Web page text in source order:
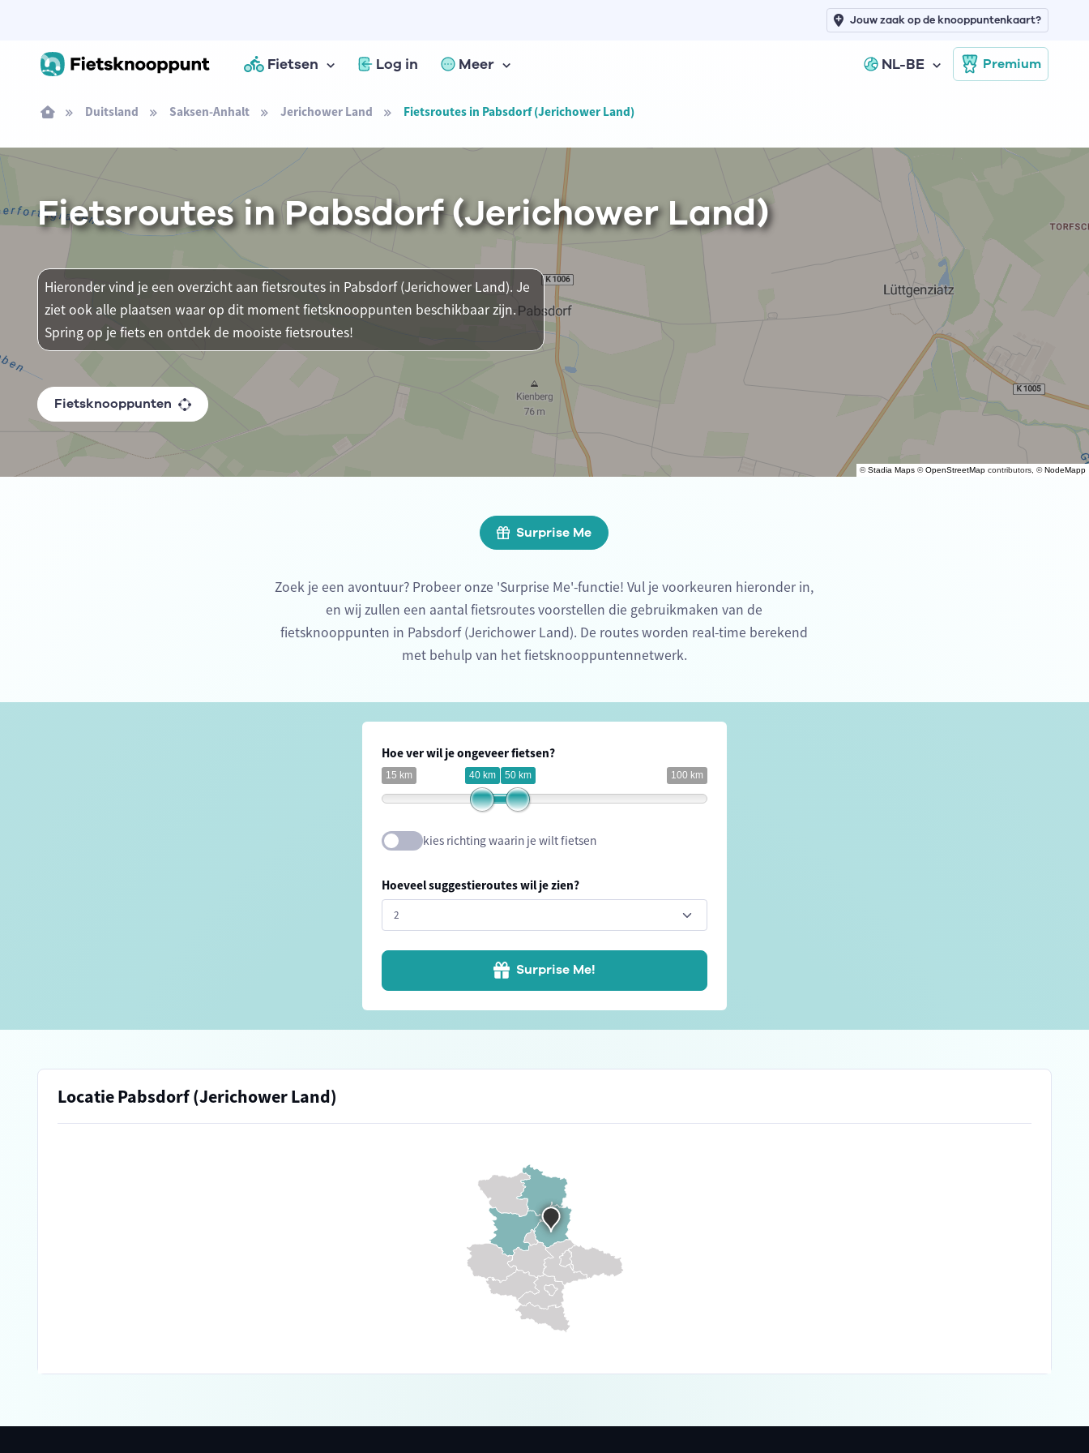
Fietsen Log in Meer NL-BE Premium
Jouw zaak op de knooppuntenkaart?
Duitsland Saksen-Anhalt Jerichower Land Fietsroutes in Pabsdorf (Jerichower Land)
©Stadia Maps ©OpenStreetMap contributors, ©NodeMapp
Fietsroutes in Pabsdorf (Jerichower Land)
Hieronder vind je een overzicht aan fietsroutes in Pabsdorf (Jerichower Land). Je
ziet ook alle plaatsen waar op dit moment fietsknooppunten beschikbaar zijn.
Spring op je fiets en ontdek de mooiste fietsroutes!
Fietsknooppunten
Surprise Me
Zoek je een avontuur? Probeer onze 'Surprise Me'-functie! Vul je voorkeuren hieronder in,
en wij zullen een aantal fietsroutes voorstellen die gebruikmaken van de
fietsknooppunten in Pabsdorf (Jerichower Land). De routes worden real-time berekend
met behulp van het fietsknooppuntennetwerk.
Hoe ver wil je ongeveer fietsen?
15 km 100 km
40 km 50 km
kies richting waarin je wilt fietsen
Hoeveel suggestieroutes wil je zien?
Surprise Me!
Locatie Pabsdorf (Jerichower Land)